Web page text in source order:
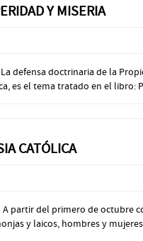
Y MISERIA
doctrinaria de la
es el tema tratado en el libro:
CATÓLICA
del primero de octubre
y laicos, hombres y